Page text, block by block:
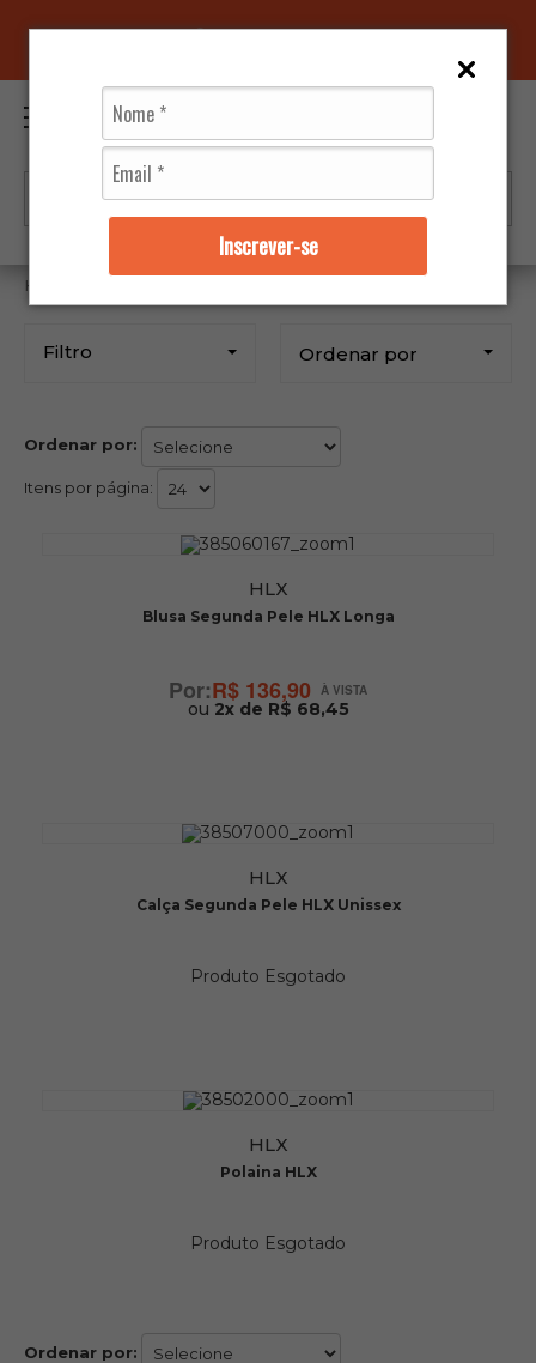
Inscrever-se
Filtro Ordenar por
Ordenar por:
Itens por página:
HLX
Blusa Segunda Pele HLX Longa
R$ 136,90
ou 2x de R$ 68,45
HLX
Calça Segunda Pele HLX Unissex
Produto Esgotado
HLX
Polaina HLX
Produto Esgotado
Ordenar por: